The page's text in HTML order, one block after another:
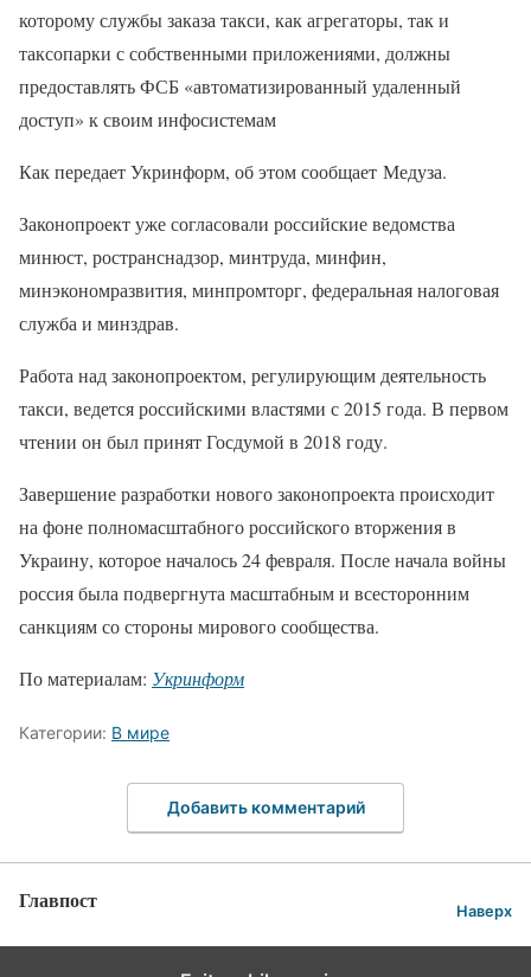
которому службы заказа такси, как агрегаторы, так и
таксопарки с собственными приложениями, должны
предоставлять ФСБ «автоматизированный удаленный
доступ» к своим инфосистемам
Как передает Укринформ, об этом сообщает Медуза.
Законопроект уже согласовали российские ведомства
минюст, ространснадзор, минтруда, минфин,
минэкономразвития, минпромторг, федеральная налоговая
служба и минздрав.
Работа над законопроектом, регулирующим деятельность
такси, ведется российскими властями с 2015 года. В первом
чтении он был принят Госдумой в 2018 году.
Завершение разработки нового законопроекта происходит
на фоне полномасштабного российского вторжения в
Украину, которое началось 24 февраля. После начала войны
россия была подвергнута масштабным и всесторонним
санкциям со стороны мирового сообщества.
По материалам: Укринформ
Категории: В мире
Добавить комментарий
Главпост Наверх